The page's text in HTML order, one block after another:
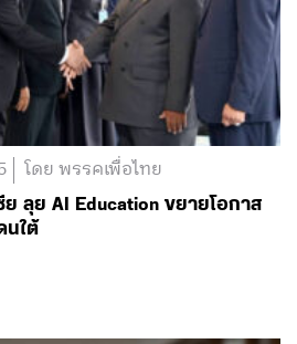
โดย พรรคเพื่อไทย
ลุย AI Education ขยายโอกาส
นใต้